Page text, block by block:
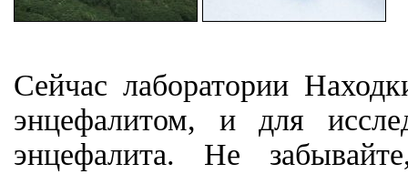
Сейчас лаборатории
энцефалитом, и для
энцефалита. Не